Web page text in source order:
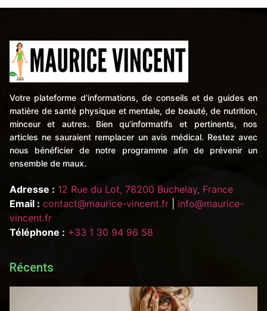
Votre plateforme d’informations, de conseils et de guides en
matière de santé physique et mentale, de beauté, de nutrition,
minceur et autres. Bien qu’informatifs et pertinents, nos
articles ne sauraient remplacer un avis médical. Restez avec
nous bénéficier de notre programme afin de prévenir un
ensemble de maux.
Adresse : 12 Rue du Lot, 78200 Buchelay, France
Email : contact@maurice-vincent.fr
info@maurice-
vincent.fr
Téléphone : +33 1 30 94 96 58
Récents